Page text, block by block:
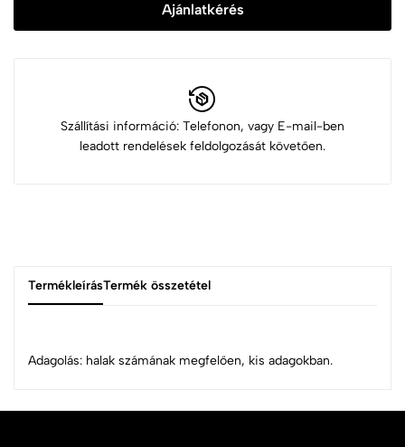
Ajánlatkérés
Szállítási információ: Telefonon, vagy E-mail-ben
leadott rendelések feldolgozását követően.
TermékleírásTermék összetétel
Adagolás: halak számának megfelően, kis adagokban.